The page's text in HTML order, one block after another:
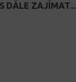
DÁLE ZAJÍMAT...